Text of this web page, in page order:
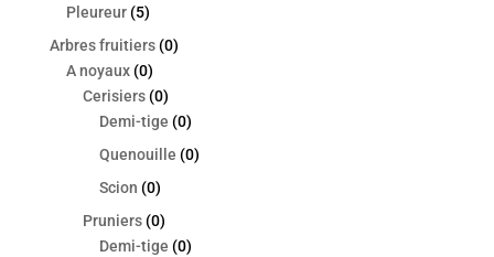
Pleureur (5)
Arbres fruitiers (0)
A noyaux (0)
Cerisiers (0)
Demi-tige (0)
Quenouille (0)
Scion (0)
Pruniers (0)
Demi-tige (0)